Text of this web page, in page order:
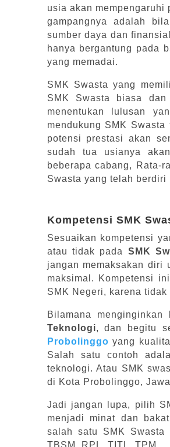
usia akan mempengaruhi
gampangnya adalah
sumber daya dan
hanya bergantung pada
yang memadai.
SMK Swasta yang
SMK Swasta biasa
menentukan lulusan
mendukung SMK
potensi prestasi akan
sudah tua usianya
beberapa cabang, Rata-
Swasta yang telah berdiri
Kompetensi SMK
Sesuaikan kompetensi
atau tidak pada SMK
jangan memaksakan diri
maksimal. Kompetensi
SMK Negeri, karena
Bilamana
Teknologi, dan begitu
Probolinggo yang
Salah satu contoh
teknologi. Atau SMK
di Kota Probolinggo,
Jadi jangan lupa, pilih
menjadi minat dan
salah satu SMK Swasta
TBSM, RPL, TITL, TPM.